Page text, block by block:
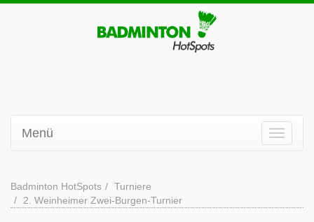
Menü
Badminton HotSpots
Turniere
2. Weinheimer Zwei-Burgen-Turnier